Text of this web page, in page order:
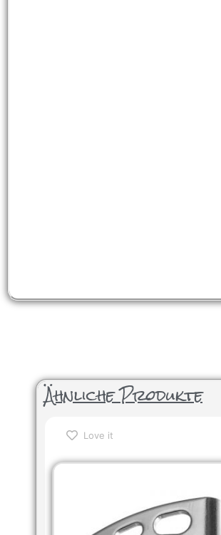
Ähnliche Produkte
Love it